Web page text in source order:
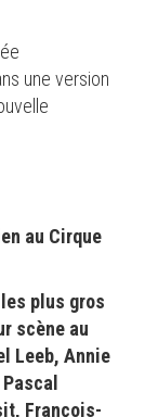
une version
au Cirque
plus gros
scène au
Leeb, Annie
François-